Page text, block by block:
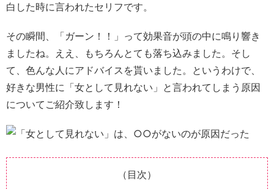
白した時に言われたセリフです。
その瞬間、「ガーン！！」って効果音が頭の中に鳴り響き
ましたね。ええ、もちろんとても落ち込みました。そし
て、色んな人にアドバイスを貰いました。というわけで、
好きな男性に「女として見れない」と言われてしまう原因
についてご紹介致します！
（目次）